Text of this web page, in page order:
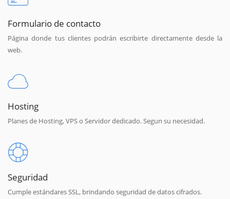
Formulario de contacto
Página donde tus clientes podrán escribirte directamente desde la
web.
Hosting
Planes de Hosting, VPS o Servidor dedicado. Segun su necesidad.
Seguridad
Cumple estándares SSL, brindando seguridad de datos cifrados.